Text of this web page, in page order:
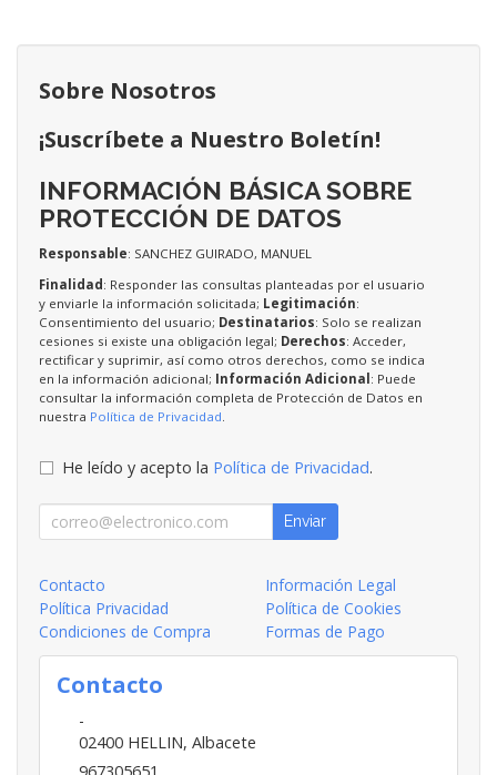
Sobre Nosotros
¡Suscríbete a Nuestro Boletín!
INFORMACIÓN BÁSICA SOBRE
PROTECCIÓN DE DATOS
Responsable: SANCHEZ GUIRADO, MANUEL
Finalidad: Responder las consultas planteadas por el usuario
y enviarle la información solicitada; Legitimación:
Consentimiento del usuario; Destinatarios: Solo se realizan
cesiones si existe una obligación legal; Derechos: Acceder,
rectificar y suprimir, así como otros derechos, como se indica
en la información adicional; Información Adicional: Puede
consultar la información completa de Protección de Datos en
nuestra Política de Privacidad
He leído y acepto la Política de Privacidad.
Enviar
Contacto
Información Legal
Política Privacidad
Política de Cookies
Condiciones de Compra
Formas de Pago
Contacto
-
02400 HELLIN, Albacete
967305651